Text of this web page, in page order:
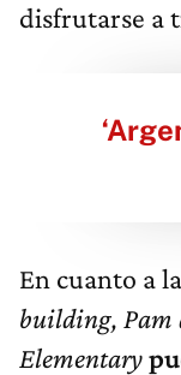
disfrutarse a
En cuanto a
building, Pam
Elementary